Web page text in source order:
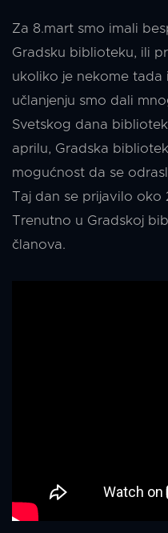
Za 8.mart smo imali
Gradsku biblioteku, ili
ukoliko je nekome tada
učlanjenju smo dali
Svetskog dana
aprilu, Gradska
mogućnost da se
Taj dan se prijavilo oko
Trenutno u Gradskoj
članova.